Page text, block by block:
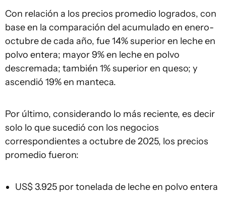
Con relación a los precios promedio logrados, con
base en la comparación del acumulado en enero-
octubre de cada año, fue 14% superior en leche en
polvo entera; mayor 9% en leche en polvo
descremada; también 1% superior en queso; y
ascendió 19% en manteca.
Por último, considerando lo más reciente, es decir
solo lo que sucedió con los negocios
correspondientes a octubre de 2025, los precios
promedio fueron:
US$ 3.925 por tonelada de leche en polvo entera